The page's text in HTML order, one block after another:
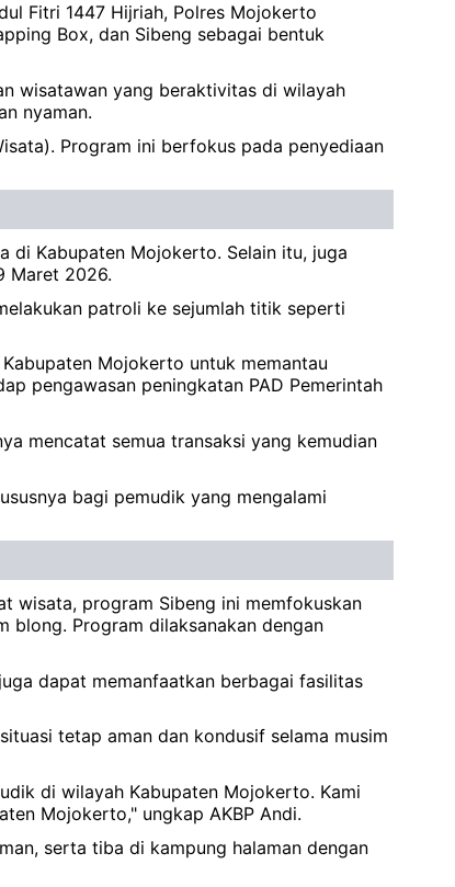
Fitri 1447 Hijriah, Polres Mojokerto
Box, dan Sibeng sebagai bentuk
wisatawan yang beraktivitas di wilayah
nyaman.
Program ini berfokus pada penyediaan
di Kabupaten Mojokerto. Selain itu, juga
Maret 2026.
patroli ke sejumlah titik seperti
Mojokerto untuk memantau
pengawasan peningkatan PAD Pemerintah
mencatat semua transaksi yang kemudian
bagi pemudik yang mengalami
wisata, program Sibeng ini memfokuskan
blong. Program dilaksanakan dengan
dapat memanfaatkan berbagai fasilitas
tetap aman dan kondusif selama musim
di wilayah Kabupaten Mojokerto. Kami
Mojokerto," ungkap AKBP Andi.
serta tiba di kampung halaman dengan